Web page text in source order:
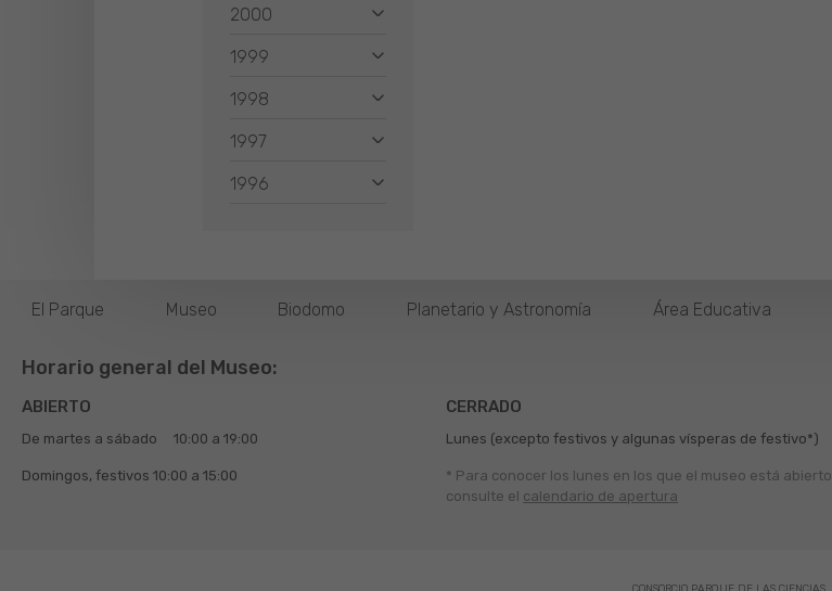
2000
1999
1998
1997
1996
El Parque Museo Biodomo Planetario y Astronomía Área Educativa
Horario general del Museo:
ABIERTO
De martes a sábado 10:00 a 19:00
Domingos, festivos 10:00 a 15:00
CERRADO
Lunes (excepto festivos y algunas vísperas de festivo*)
* Para conocer los lunes en los que el museo está abierto
consulte el calendario de apertura